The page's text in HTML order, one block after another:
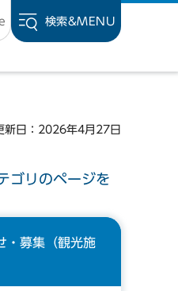
検索&MENU
新日：2026年4月27日
ゴリのページを
・募集（観光施